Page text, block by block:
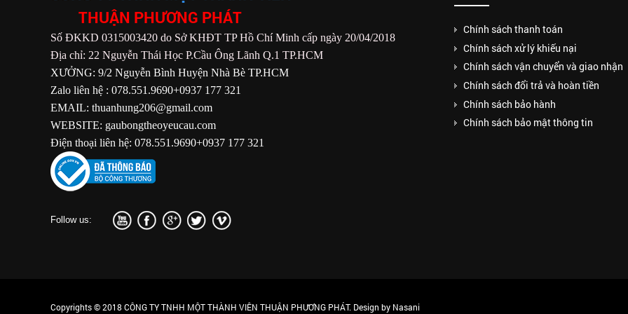
THUẬN PHƯƠNG PHÁT
Số ĐKKD 0315003420 do Sở KHĐT TP Hồ Chí Minh cấp ngày 20/04/2018
Địa chỉ: 22 Nguyễn Thái Học P.Cầu Ông Lãnh Q.1 TP.HCM
XƯỞNG: 9/2 Nguyễn Bình Huyện Nhà Bè TP.HCM
Zalo liên hệ : 078.551.9690+0937 177 321
EMAIL: thuanhung206@gmail.com
WEBSITE: gaubongtheoyeucau.com
Điện thoại liên hệ: 078.551.9690+0937 177 321
Follow us:
Chính sách thanh toán
Chính sách xử lý khiếu nại
Chính sách vận chuyển và giao nhận
Chính sách đổi trả và hoàn tiền
Chính sách bảo hành
Chính sách bảo mật thông tin
Copyrights © 2018 CÔNG TY TNHH MỘT THÀNH VIÊN THUẬN PHƯƠNG PHÁT. Design by Nasani